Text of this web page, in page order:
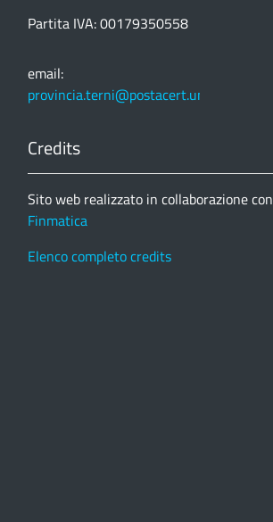
Partita IVA: 00179350558
email:
provincia.terni@postacert.umbria.it
Credits
Sito web realizzato in collaborazione con
Finmatica
Elenco completo credits